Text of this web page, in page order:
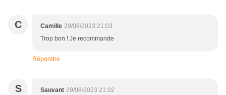
C Camille 29/08/2023 21:03
Trop bon ! Je recommande
Répondre
S Sauvant 29/08/2023 21:02